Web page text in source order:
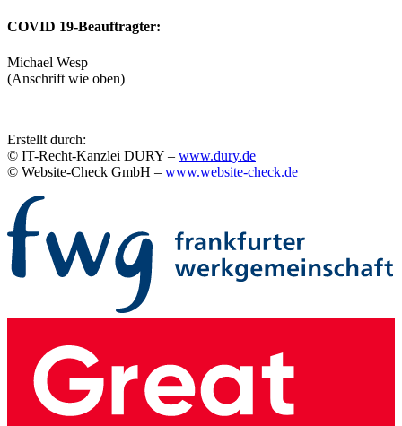
COVID 19-Beauftragter:
Michael Wesp
(Anschrift wie oben)
Erstellt durch:
© IT-Recht-Kanzlei DURY – www.dury.de
© Website-Check GmbH – www.website-check.de